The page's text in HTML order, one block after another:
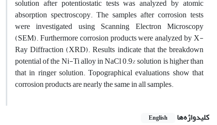
solution after potentiostatic tests was analyzed by atomic
absorption spectroscopy. The samples after corrosion tests
were investigated using Scanning Electron Microscopy
(SEM). Furthermore corrosion products were analyzed by X-
Ray Diffraction (XRD). Results indicate that the breakdown
potential of the Ni-Ti alloy in NaCl 0.9% solution is higher than
that in ringer solution. Topographical evaluations show that
corrosion products are nearly the same in all samples.
کلیدواژه‌ها English